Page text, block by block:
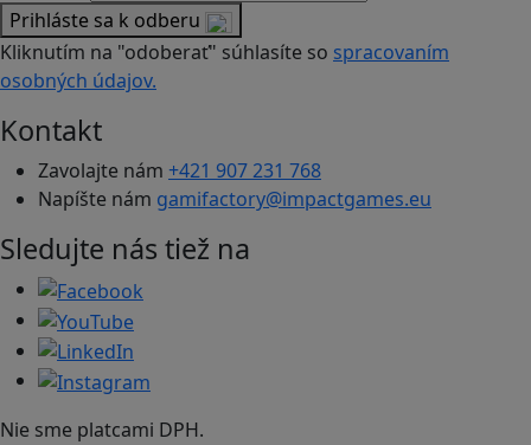
Prihláste sa k odberu
Kliknutím na "odoberať" súhlasíte so spracovaním
osobných údajov.
Kontakt
Zavolajte nám +421 907 231 768
Napíšte nám gamifactory@impactgames.eu
Sledujte nás tiež na
Nie sme platcami DPH.